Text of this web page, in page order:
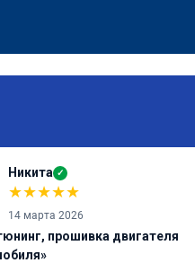
Никита ✓
★★★★★
14 марта 2026
прошивка двигателя